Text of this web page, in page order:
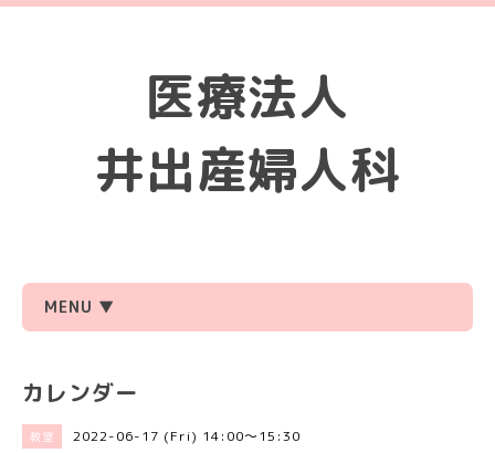
医療法人
井出産婦人科
MENU ▼
カレンダー
教室 2022-06-17 (Fri) 14:00～15:30